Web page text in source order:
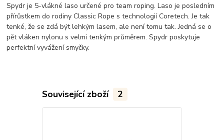
Spydr je 5-vlákné laso určené pro team roping. Laso je posledním
přírůstkem do rodiny Classic Rope s technologií Coretech. Je tak
tenké, že se zdá být lehkým lasem, ale není tomu tak. Jedná se o
pět vláken nylonu s velmi tenkým průměrem. Spydr poskytuje
perfektní vyvážení smyčky.
Související zboží 2